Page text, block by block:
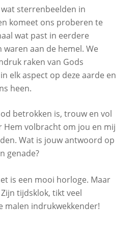
sterrenbeelden in
komeet ons proberen te
wat past in eerdere
waren aan de hemel. We
raken van Gods
elk aspect op deze aarde en
heen.
betrokken is, trouw en vol
Hem volbracht om jou en mij
Wat is jouw antwoord op
genade?
is een mooi horloge. Maar
tijdsklok, tikt veel
malen indrukwekkender!